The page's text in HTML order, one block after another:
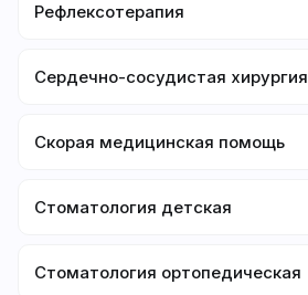
Рефлексотерапия
Сердечно-сосудистая хирургия
Скорая медицинская помощь
Стоматология детская
Стоматология ортопедическая